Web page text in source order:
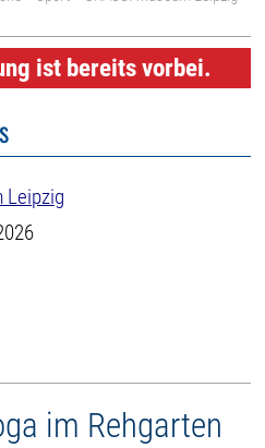
ist bereits vorbei.
Leipzig
im Rehgarten